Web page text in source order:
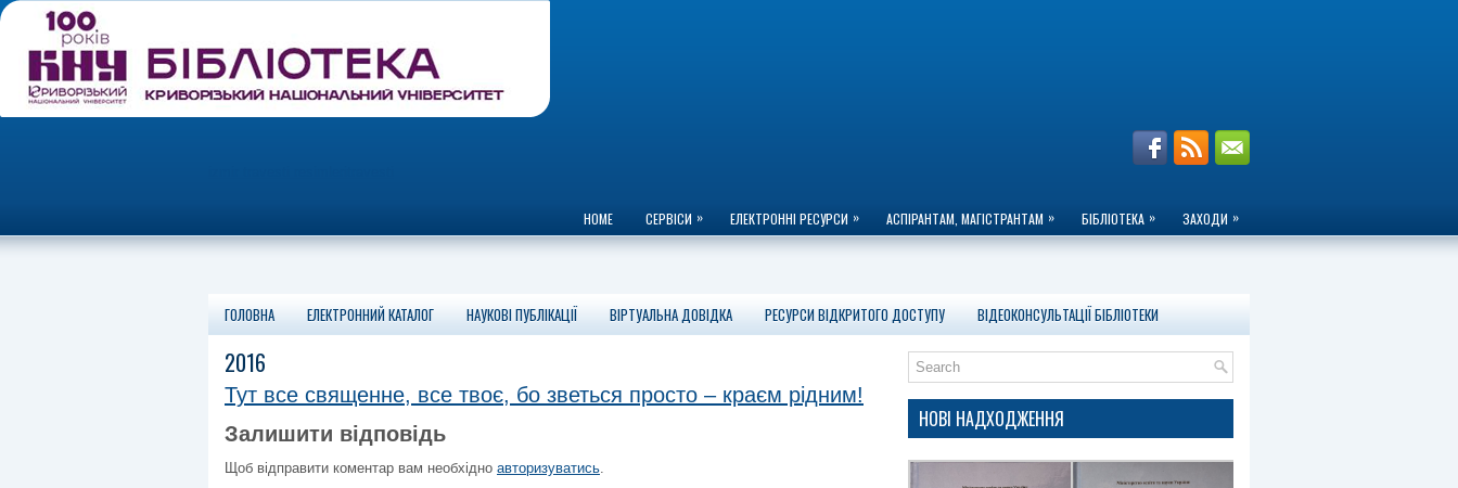
HOME СЕРВІСИ » ЕЛЕКТРОННІ РЕСУРСИ » АСПІРАНТАМ, МАГІСТРАНТАМ » БІБЛІОТЕКА » ЗАХОДИ »
ГОЛОВНА ЕЛЕКТРОННИЙ КАТАЛОГ НАУКОВІ ПУБЛІКАЦІЇ ВІРТУАЛЬНА ДОВІДКА РЕСУРСИ ВІДКРИТОГО ДОСТУПУ ВІДЕОКОНСУЛЬТАЦІЇ БІБЛІОТЕКИ
travesti
marmaris
travesti
istanbul
2016
Тут все священне, все твоє, бо зветься просто – краєм рідним!
Залишити відповідь
Щоб відправити коментар вам необхідно авторизуватись.
НОВІ НАДХОДЖЕННЯ